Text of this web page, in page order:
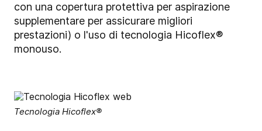
con una copertura protettiva per aspirazione
supplementare per assicurare migliori
prestazioni) o l'uso di tecnologia Hicoflex®
monouso.
Tecnologia Hicoflex®